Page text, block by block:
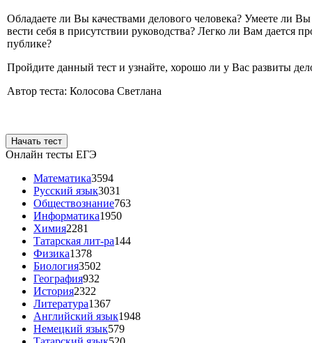
Обладаете ли Вы качествами делового человека? Умеете ли
вести себя в присутствии руководства? Легко ли Вам дается
публике?
Пройдите данный тест и узнайте, хорошо ли у Вас развиты
Автор теста: Колосова Светлана
Начать тест
Онлайн тесты ЕГЭ
Математика3594
Русский язык3031
Обществознание763
Информатика1950
Химия2281
Татарская лит-ра144
Физика1378
Биология3502
География932
История2322
Литература1367
Английский язык1948
Немецкий язык579